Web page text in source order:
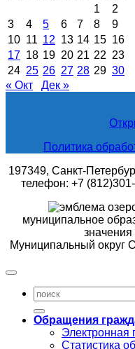
1
2
3
4 5 6 7 8
9
10 11 12 13 14 15 16
17 18 19 20 21 22 23
24 25 26 27 28 29 30
« Окт
Дек »
Политика
197349, Санкт-
телефон: +7
муниципальное
значения
Муниципальный округ
Обращения
Электронная
Статистика